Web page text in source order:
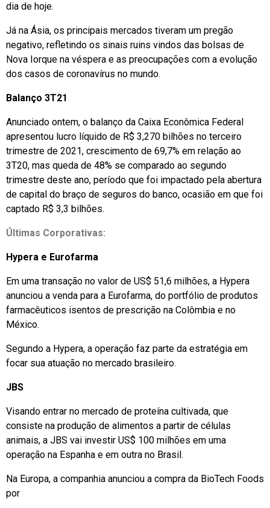
dia de hoje.
Já na Ásia, os principais mercados tiveram um pregão
negativo, refletindo os sinais ruins vindos das bolsas de
Nova Iorque na véspera e as preocupações com a evolução
dos casos de coronavírus no mundo.
Balanço 3T21
Anunciado ontem, o balanço da Caixa Econômica Federal
apresentou lucro líquido de R$ 3,270 bilhões no terceiro
trimestre de 2021, crescimento de 69,7% em relação ao
3T20, mas queda de 48% se comparado ao segundo
trimestre deste ano, período que foi impactado pela abertura
de capital do braço de seguros do banco, ocasião em que foi
captado R$ 3,3 bilhões.
Últimas Corporativas:
Hypera e Eurofarma
Em uma transação no valor de US$ 51,6 milhões, a Hypera
anunciou a venda para a Eurofarma, do portfólio de produtos
farmacêuticos isentos de prescrição na Colômbia e no
México.
Segundo a Hypera, a operação faz parte da estratégia em
focar sua atuação no mercado brasileiro.
JBS
Visando entrar no mercado de proteína cultivada, que
consiste na produção de alimentos a partir de células
animais, a JBS vai investir US$ 100 milhões em uma
operação na Espanha e em outra no Brasil.
Na Europa, a companhia anunciou a compra da BioTech Foods
por